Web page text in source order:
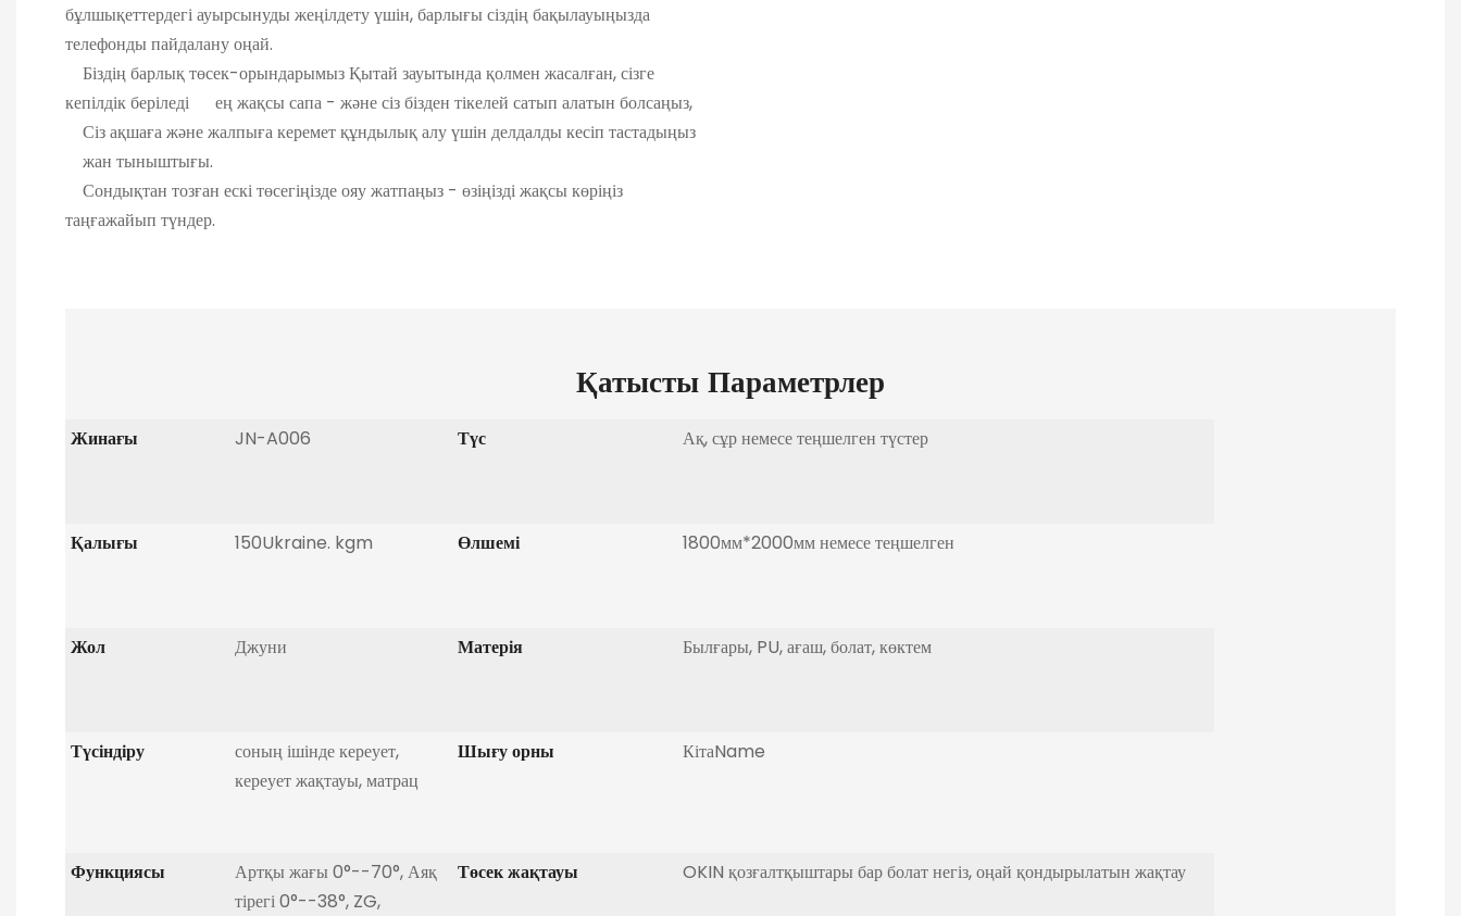
бұлшықеттердегі ауырсынуды жеңілдету үшін, барлығы сіздің бақылауыңызда
телефонды пайдалану оңай.
Біздің барлық төсек-орындарымыз Қытай зауытында қолмен жасалған, сізге
кепілдік беріледі ең жақсы сапа - және сіз бізден тікелей сатып алатын болсаңыз,
Сіз ақшаға және жалпыға керемет құндылық алу үшін делдалды кесіп тастадыңыз
жан тыныштығы.
Сондықтан тозған ескі төсегіңізде ояу жатпаңыз - өзіңізді жақсы көріңіз
таңғажайып түндер.
Қатысты Параметрлер
Жинағы JN-A006 Түс Ақ, сұр немесе теңшелген түстер
Қалығы 150Ukraine. kgm Өлшемі 1800мм*2000мм немесе теңшелген
Жол Джуни Матерія Былғары, PU, ​​ағаш, болат, көктем
Түсіндіру
соның ішінде кереует,
кереует жақтауы, матрац
Шығу орны КітаName
Функциясы
Артқы жағы 0°--70°, Аяқ
тірегі 0°--38°, ZG,
Төсек жақтауы OKIN қозғалтқыштары бар болат негіз, оңай қондырылатын жақтау